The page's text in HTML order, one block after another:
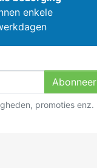
enkele
Abonneer
promoties enz.